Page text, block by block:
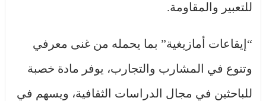
للتعبير والمقاومة.
“إيقاعات أمازيغية” بما يحمله من غنى معرفي
وتنوع في المشارب والتجارب، يوفر مادة خصبة
للباحثين في مجال الدراسات الثقافية، ويسهم في